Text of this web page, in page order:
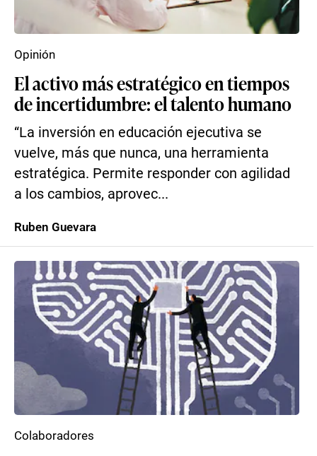
El activo más estratégico en tiempos
de incertidumbre: el talento humano
“La inversión en educación ejecutiva se
vuelve, más que nunca, una herramienta
estratégica. Permite responder con agilidad
a los cambios, aprovec...
Opinión
Ruben Guevara
Colaboradores